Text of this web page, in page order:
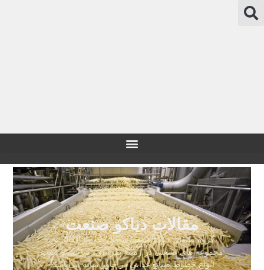
مقالات دیاکو صنعت
گروه صنعتی دیاکو صنعت سگال یکی از فعالترین
مجموعه های صنعتی در زمینه طراحی، ساخت و نصب
انواع خطوط صنایع غذایی در خاور میانه می‌باشد.